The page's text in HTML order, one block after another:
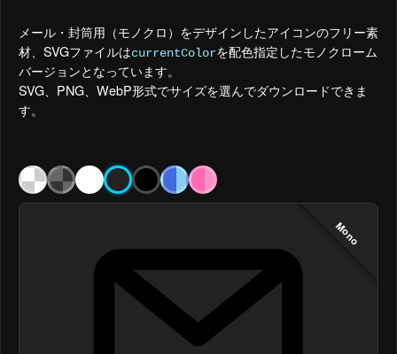
メール・封筒用（モノクロ）をデザインしたアイコンのフリー素
材、SVGファイルはcurrentColorを配色指定したモノクローム
バージョンとなっています。
SVG、PNG、WebP形式でサイズを選んでダウンロードできま
す。
Mono